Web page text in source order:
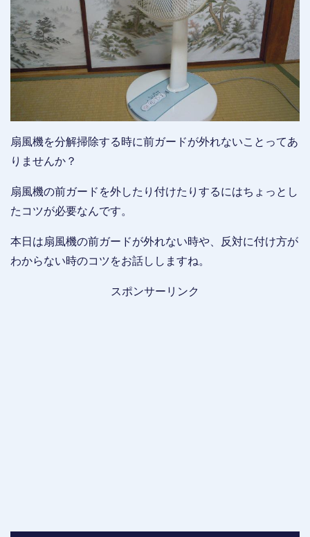
扇風機を分解掃除する時に前ガードが外れないことってあ
りませんか？
扇風機の前ガードを外したり付けたりするにはちょっとし
たコツが必要なんです。
本日は扇風機の前ガードが外れない時や、反対に付け方が
わからない時のコツをお話ししますね。
スポンサーリンク